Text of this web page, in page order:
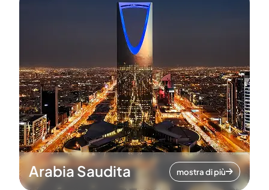
Arabia Saudita mostra di più